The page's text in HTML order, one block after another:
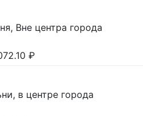
Вне центра города
₽
в центре города